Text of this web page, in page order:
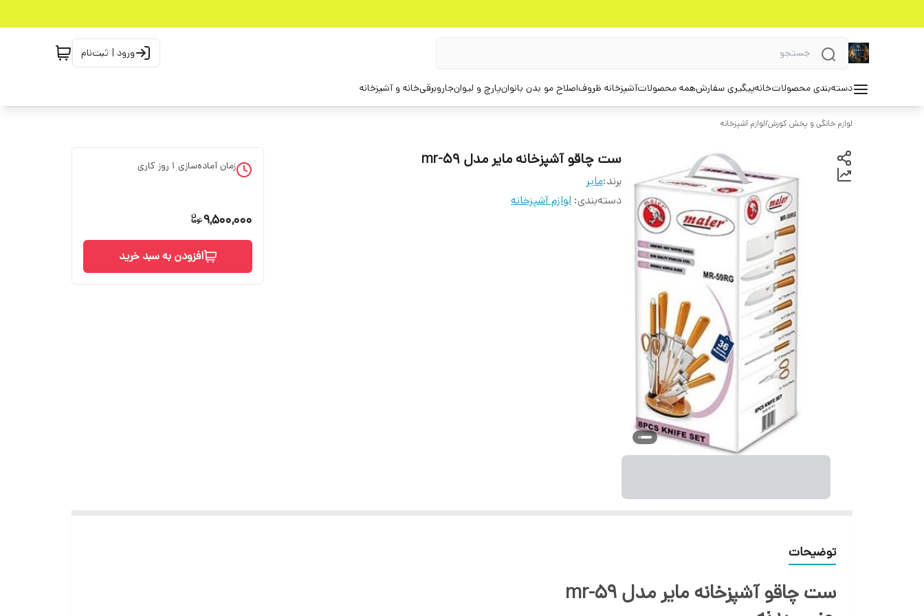
ورود | ثبت‌نام
دسته‌بندی محصولاتخانهپیگیری سفارشهمه محصولاتآشپزخانه ظروفاصلاح مو بدن بانوانپارچ و لیوانجاروبرقیخانه و آشپزخانه
لوازم خانگی و پخش کورش/لوازم آشپزخانه
ست چاقو آشپزخانه مایر مدل mr-59
برند:مایر
دسته‌بندی: لوازم آشپزخانه
زمان آماده‌سازی 1 روز کاری
9,500,000
افزودن به سبد خرید
توضیحات
ست چاقو آشپزخانه مایر مدل mr-59